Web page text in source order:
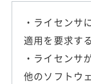
・ライセンサ
適用を要求する
・ライセンサ
他のソフトウ